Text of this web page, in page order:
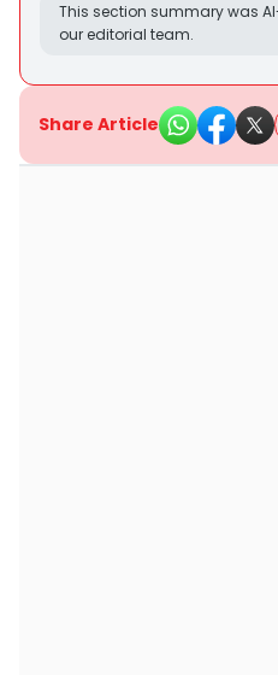
This section summary was
our editorial team.
Share Article